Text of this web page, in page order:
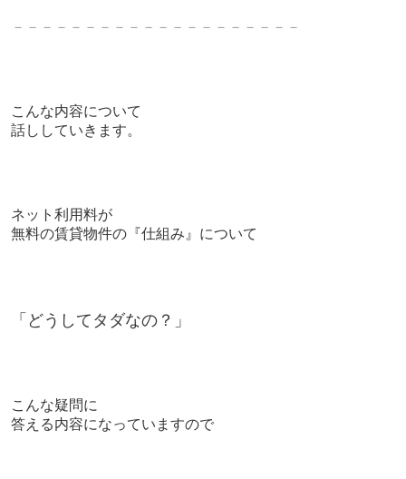
－－－－－－－－－－－－－－－－－－－－
こんな内容について
話ししていきます。
ネット利用料が
無料の賃貸物件の『仕組み』について
「どうしてタダなの？」
こんな疑問に
答える内容になっていますので